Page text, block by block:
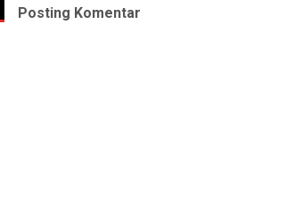
Posting Komentar